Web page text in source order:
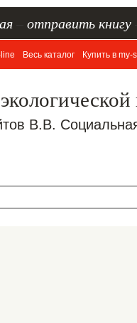
отправить книгу
Весь каталог Купить в my-
В.В.